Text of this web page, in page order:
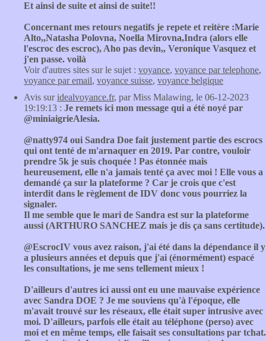
Et ainsi de suite et ainsi de suite!!
Concernant mes retours negatifs je repete et reitère :Marie
Alto,,Natasha Polovna, Noella Mirovna,Indra (alors elle
l'escroc des escroc), Aho pas devin,, Veronique Vasquez et
j'en passe. voilà
Voir d'autres sites sur le sujet : voyance, voyance par telephone,
voyance par email, voyance suisse, voyance belgique
Avis suridealvoyance.fr, par Miss Malawing, le 06-12-2023
19:19:13 : Je remets ici mon message qui a été noyé par
@miniaigrieAlesia.
@natty974 oui Sandra Doe fait justement partie des escrocs
qui ont tenté de m'arnaquer en 2019. Par contre, vouloir
prendre 5k je suis choquée ! Pas étonnée mais
heureusement, elle n'a jamais tenté ça avec moi ! Elle vous a
demandé ça sur la plateforme ? Car je crois que c'est
interdit dans le règlement de IDV donc vous pourriez la
signaler.
Il me semble que le mari de Sandra est sur la plateforme
aussi (ARTHURO SANCHEZ mais je dis ça sans certitude).
@EscrocIV vous avez raison, j'ai été dans la dépendance il y
a plusieurs années et depuis que j'ai (énormément) espacé
les consultations, je me sens tellement mieux !
D'ailleurs d'autres ici aussi ont eu une mauvaise expérience
avec Sandra DOE ? Je me souviens qu'à l'époque, elle
m'avait trouvé sur les réseaux, elle était super intrusive avec
moi. D'ailleurs, parfois elle était au téléphone (perso) avec
moi et en même temps, elle faisait ses consultations par tchat.